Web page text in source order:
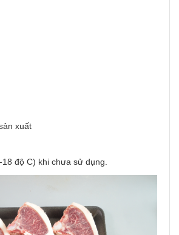
xuất
độ C) khi chưa sử dụng.